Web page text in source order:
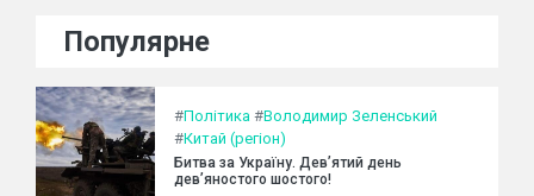
Популярне
#Політика #Володимир Зеленський
#Китай (регіон)
Битва за Україну. Дев’ятий день
дев’яностого шостого!